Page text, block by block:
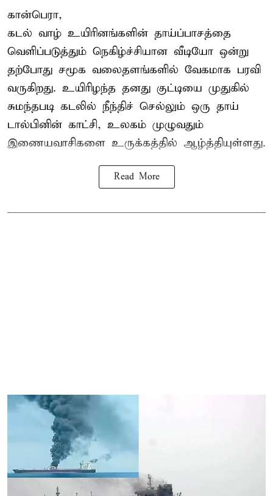
கான்பெரா,
கடல் வாழ் உயிரினங்களின் தாய்ப்பாசத்தை
வெளிப்படுத்தும் நெகிழ்ச்சியான வீடியோ ஒன்று
தற்போது சமூக வலைதளங்களில் வேகமாக பரவி
வருகிறது. உயிரிழந்த தனது குட்டியை முதுகில்
சுமந்தபடி கடலில் நீந்திச் செல்லும் ஒரு தாய்
டால்பினின் காட்சி, உலகம் முழுவதும்
இணையவாசிகளை உருக்கத்தில் ஆழ்த்தியுள்ளது.
Read More